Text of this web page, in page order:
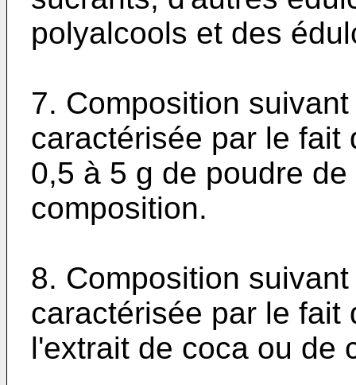
polyalcools et des
7. Composition
caractérisée par le fait
0,5 à 5 g de poudre
composition.
8. Composition
caractérisée par le fait
l'extrait de coca ou de